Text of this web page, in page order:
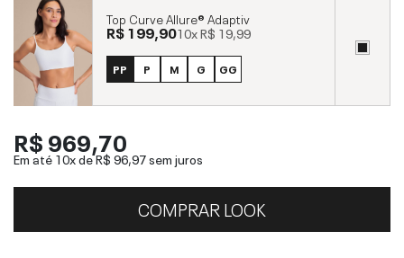
Top Curve Allure® Adaptiv
R$ 199,9010xR$ 19,99
PP P M G GG
R$ 969,70
Em até 10x deR$ 96,97sem juros
COMPRAR LOOK